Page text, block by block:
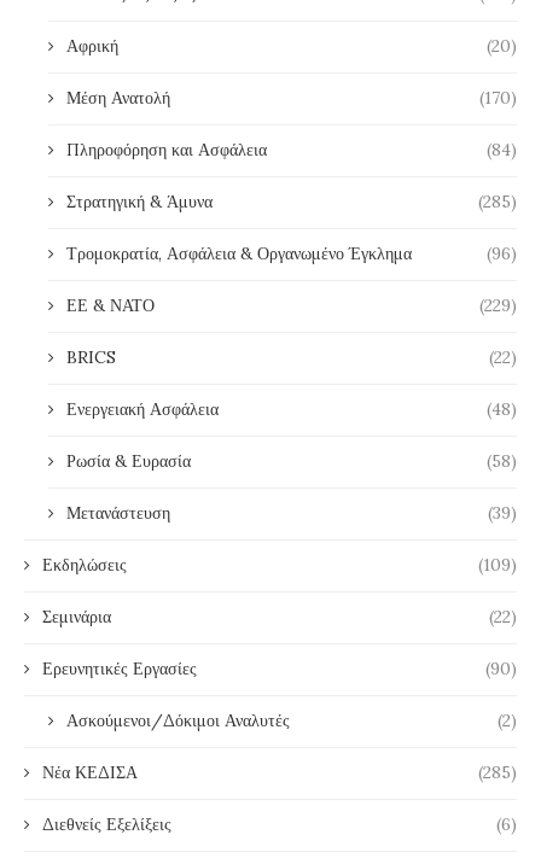
Αφρική (20)
Μέση Ανατολή (170)
Πληροφόρηση και Ασφάλεια (84)
Στρατηγική & Άμυνα (285)
Τρομοκρατία, Ασφάλεια & Οργανωμένο Έγκλημα (96)
ΕΕ & ΝΑΤΟ (229)
BRICS (22)
Ενεργειακή Ασφάλεια (48)
Ρωσία & Ευρασία (58)
Μετανάστευση (39)
Εκδηλώσεις (109)
Σεμινάρια (22)
Ερευνητικές Εργασίες (90)
Ασκούμενοι/Δόκιμοι Αναλυτές (2)
Νέα ΚΕΔΙΣΑ (285)
Διεθνείς Εξελίξεις (6)